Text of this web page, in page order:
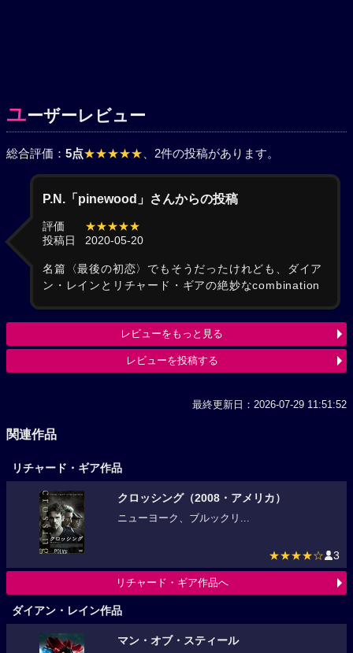
ユーザーレビュー
総合評価： 5点★★★★★ 、2件の投稿があります。
P.N.「pinewood」さんからの投稿
評価
★★★★★
投稿日
2020-05-20
名篇〈最後の初恋〉でもそうだったけれども、ダイア
ン・レインとリチャード・ギアの絶妙なcombination
レビューをもっと見る
レビューを投稿する
最終更新日：2026-07-29 11:51:52
関連作品
リチャード・ギア作品
クロッシング（2008・アメリカ）
ニューヨーク、ブルックリ...
★★★★☆ 3
リチャード・ギア作品へ
ダイアン・レイン作品
マン・オブ・スティール